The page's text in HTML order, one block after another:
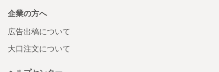
企業の方へ
広告出稿について
大口注文について